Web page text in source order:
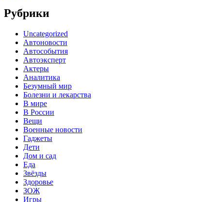
Рубрики
Uncategorized
Автоновости
Автособытия
Автоэксперт
Актеры
Аналитика
Безумный мир
Болезни и лекарства
В мире
В России
Вещи
Военные новости
Гаджеты
Дети
Дом и сад
Еда
Звёзды
Здоровье
ЗОЖ
Игры